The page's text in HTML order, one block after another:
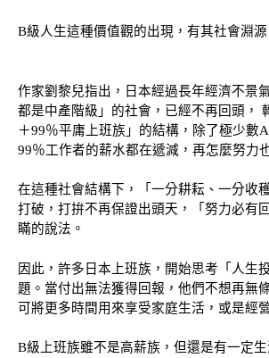
B級人生這種價值觀的出現，有其社會淵源
作家劉黎兒指出，日本經過長年經濟不景
都是中產階級」的社會，已經不再回頭，
＋99％平庸上班族」的結構，除了極少數
99％工作者的薪水都在遞減，再怎麼努力
在這種社會結構下，「一分耕耘、一分收
打破，打拚不再保證出頭天，「努力必有
瞞的說法。
因此，許多日本上班族，開始思考「人生
題。當付出無法獲得回報，他們不想再無
可將更多時間用來享受家庭生活，或是經
B級上班族雖不是高薪族，但還是有一定